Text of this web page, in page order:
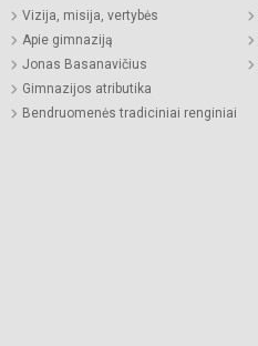
Vizija, misija, vertybės
Apie gimnaziją
Jonas Basanavičius
Gimnazijos atributika
Bendruomenės tradiciniai renginiai